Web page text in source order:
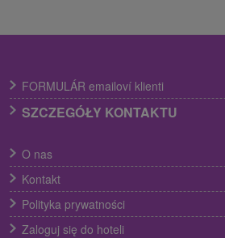
FORMULÁR emailoví klienti
SZCZEGÓŁY KONTAKTU
O nas
Kontakt
Polityka prywatności
Zaloguj się do hoteli